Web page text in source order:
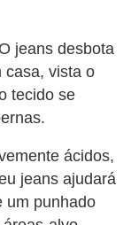
jeans desbota
casa, vista o
tecido se
ácidos,
jeans ajudará
um punhado